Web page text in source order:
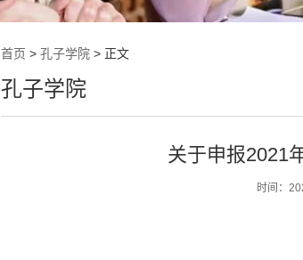
首页 > 孔子学院 > 正文
孔子学院
关于申报2021
时间：